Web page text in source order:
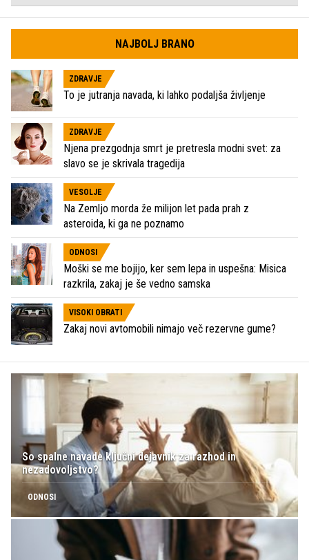
NAJBOLJ BRANO
ZDRAVJE
To je jutranja navada, ki lahko podaljša življenje
ZDRAVJE
Njena prezgodnja smrt je pretresla modni svet: za
slavo se je skrivala tragedija
VESOLJE
Na Zemljo morda že milijon let pada prah z
asteroida, ki ga ne poznamo
ODNOSI
Moški se me bojijo, ker sem lepa in uspešna: Misica
razkrila, zakaj je še vedno samska
VISOKI OBRATI
Zakaj novi avtomobili nimajo več rezervne gume?
So spalne navade ključni dejavnik za razhod in
nezadovoljstvo?
ODNOSI